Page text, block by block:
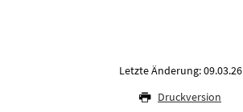
Letzte Änderung: 09.03.26
Druckversion